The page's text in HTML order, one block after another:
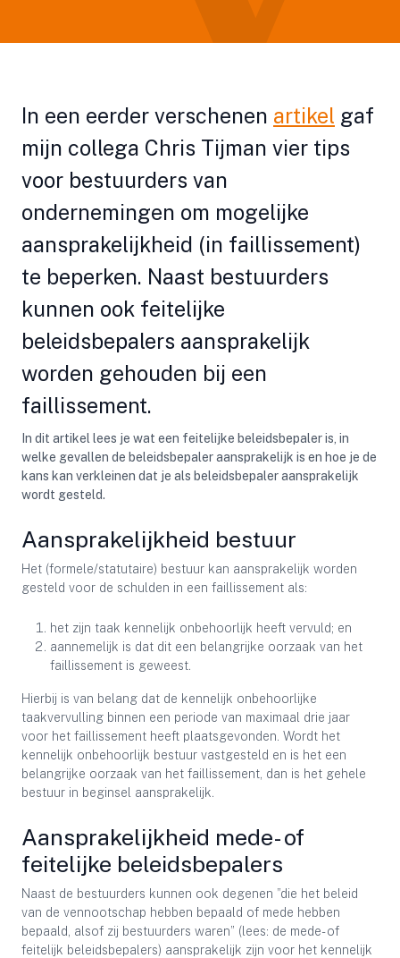
In een eerder verschenen artikel gaf
mijn collega Chris Tijman vier tips
voor bestuurders van
ondernemingen om mogelijke
aansprakelijkheid (in faillissement)
te beperken. Naast bestuurders
kunnen ook feitelijke
beleidsbepalers aansprakelijk
worden gehouden bij een
faillissement.
In dit artikel lees je wat een feitelijke beleidsbepaler is, in
welke gevallen de beleidsbepaler aansprakelijk is en hoe je de
kans kan verkleinen dat je als beleidsbepaler aansprakelijk
wordt gesteld.
Aansprakelijkheid bestuur
Het (formele/statutaire) bestuur kan aansprakelijk worden
gesteld voor de schulden in een faillissement als:
het zijn taak kennelijk onbehoorlijk heeft vervuld; en
aannemelijk is dat dit een belangrijke oorzaak van het
faillissement is geweest.
Hierbij is van belang dat de kennelijk onbehoorlijke
taakvervulling binnen een periode van maximaal drie jaar
voor het faillissement heeft plaatsgevonden. Wordt het
kennelijk onbehoorlijk bestuur vastgesteld en is het een
belangrijke oorzaak van het faillissement, dan is het gehele
bestuur in beginsel aansprakelijk.
Aansprakelijkheid mede- of
feitelijke beleidsbepalers
Naast de bestuurders kunnen ook degenen ”die het beleid
van de vennootschap hebben bepaald of mede hebben
bepaald, alsof zij bestuurders waren” (lees: de mede- of
feitelijk beleidsbepalers) aansprakelijk zijn voor het kennelijk